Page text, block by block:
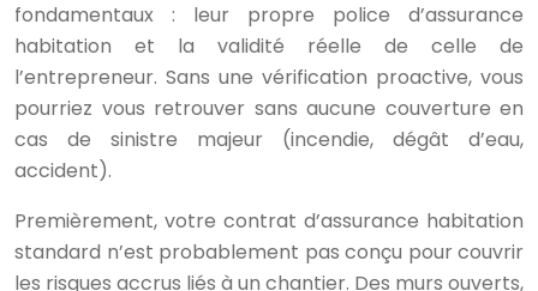
fondamentaux : leur propre police d’assurance
habitation et la validité réelle de celle de
l’entrepreneur. Sans une vérification proactive, vous
pourriez vous retrouver sans aucune couverture en
cas de sinistre majeur (incendie, dégât d’eau,
accident).
Premièrement, votre contrat d’assurance habitation
standard n’est probablement pas conçu pour couvrir
les risques accrus liés à un chantier. Des murs ouverts,